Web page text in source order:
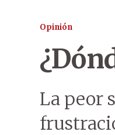
Opinión
La peor